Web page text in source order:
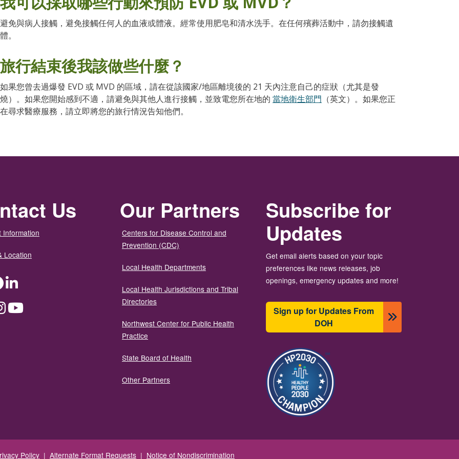
避免與病人接觸，避免接觸任何人的血液或體液。經常使用肥皂和清水洗手。在任何殯葬活動中，請勿接觸遺
體。
旅行結束後我該做些什麼？
如果您曾去過爆發 EVD 或 MVD 的區域，請在從該國家/地區離境後的 21 天內注意自己的症狀（尤其是發
燒）。如果您開始感到不適，請避免與其他人進行接觸，並致電您所在地的 當地衛生部門 （英文）。如果您正
在尋求醫療服務，請立即將您的旅行情況告知他們。
Us
Information
Location
FacebookLinkedIn
InstagramYouTube
Our Partners
Centers for Disease Control and
Prevention (CDC)
Local Health Departments
Local Health Jurisdictions and Tribal
Directories
Northwest Center for Public Health
Practice
State Board of Health
Other Partners
Subscribe for
Updates
Get email alerts based on your topic
preferences like news releases, job
openings, emergency updates and more!
Sign up for Updates From
DOH
圖片
Policy | Alternate Format Requests | Notice of Nondiscrimination